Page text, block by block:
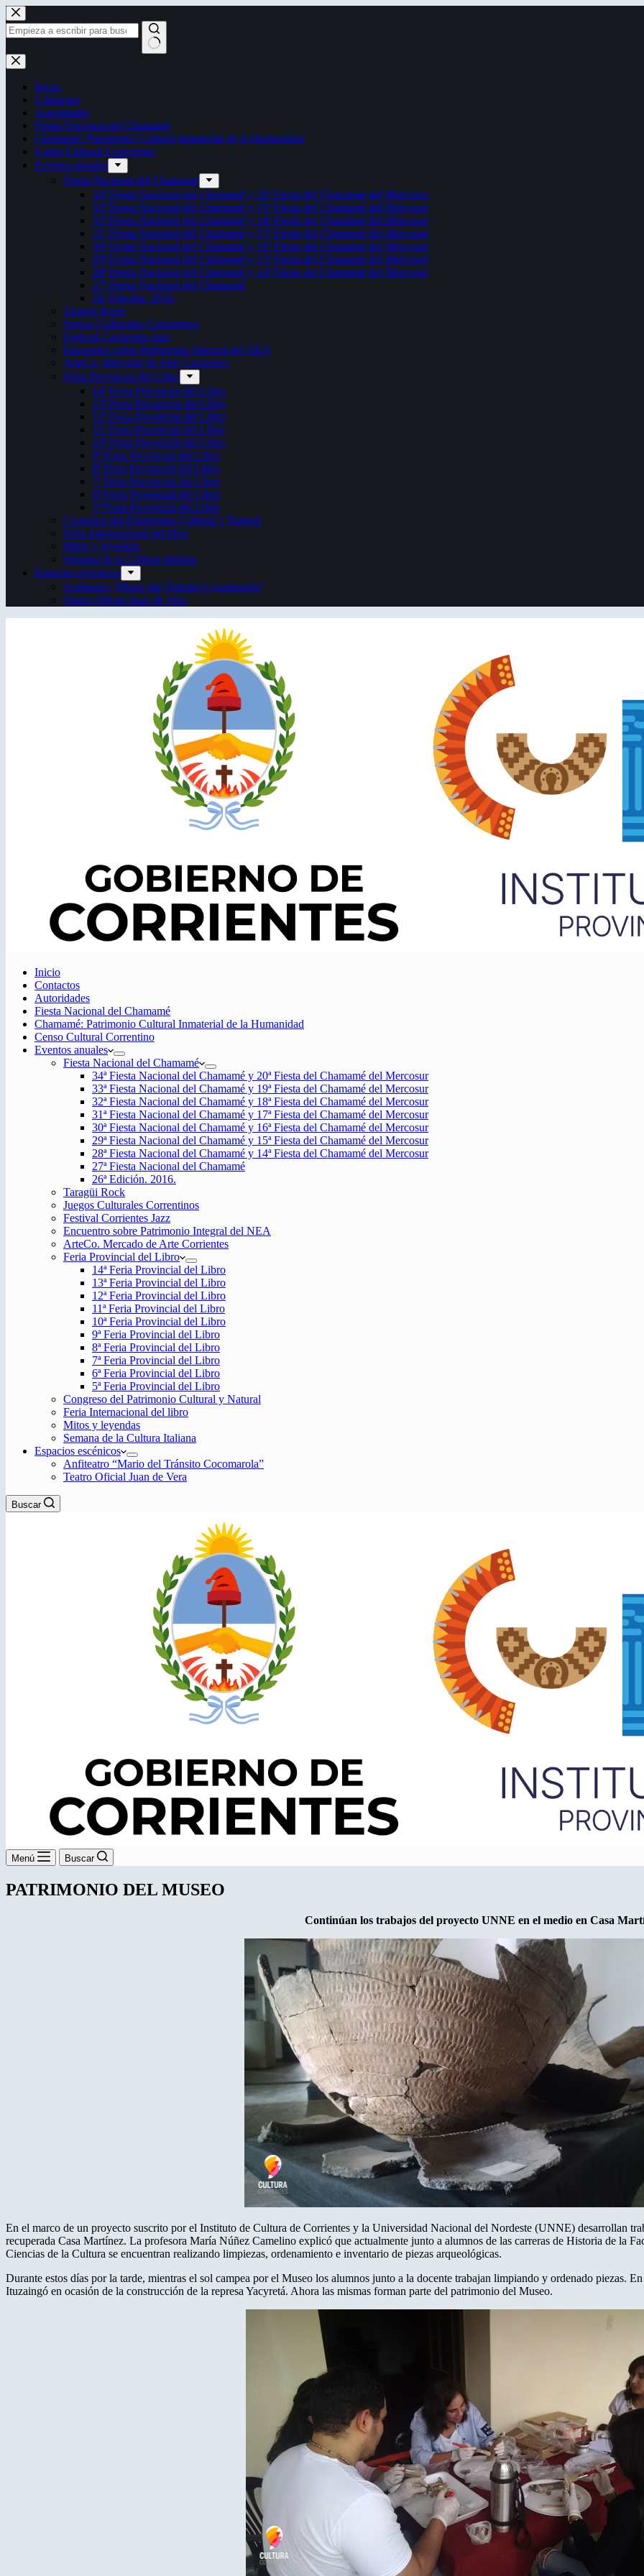
Saltar
al
contenido
Sin
resultados
Inicio
Contactos
Autoridades
Fiesta Nacional del Chamamé
Chamamé: Patrimonio Cultural Inmaterial de la Humanidad
Censo Cultural Correntino
Eventos anuales
Fiesta Nacional del Chamamé
34ª Fiesta Nacional del Chamamé y 20ª Fiesta del Chamamé del Mercosur
33ª Fiesta Nacional del Chamamé y 19ª Fiesta del Chamamé del Mercosur
32ª Fiesta Nacional del Chamamé y 18ª Fiesta del Chamamé del Mercosur
31ª Fiesta Nacional del Chamamé y 17ª Fiesta del Chamamé del Mercosur
30ª Fiesta Nacional del Chamamé y 16ª Fiesta del Chamamé del Mercosur
29ª Fiesta Nacional del Chamamé y 15ª Fiesta del Chamamé del Mercosur
28ª Fiesta Nacional del Chamamé y 14ª Fiesta del Chamamé del Mercosur
27ª Fiesta Nacional del Chamamé
26ª Edición. 2016.
Taragüi Rock
Juegos Culturales Correntinos
Festival Corrientes Jazz
Encuentro sobre Patrimonio Integral del NEA
ArteCo. Mercado de Arte Corrientes
Feria Provincial del Libro
14ª Feria Provincial del Libro
13ª Feria Provincial del Libro
12ª Feria Provincial del Libro
11ª Feria Provincial del Libro
10ª Feria Provincial del Libro
9ª Feria Provincial del Libro
8ª Feria Provincial del Libro
7ª Feria Provincial del Libro
6ª Feria Provincial del Libro
5ª Feria Provincial del Libro
Congreso del Patrimonio Cultural y Natural
Feria Internacional del libro
Mitos y leyendas
Semana de la Cultura Italiana
Espacios escénicos
Anfiteatro “Mario del Tránsito Cocomarola”
Teatro Oficial Juan de Vera
Inicio
Contactos
Autoridades
Fiesta Nacional del Chamamé
Chamamé: Patrimonio Cultural Inmaterial de la Humanidad
Censo Cultural Correntino
Eventos anuales
Fiesta Nacional del Chamamé
34ª Fiesta Nacional del Chamamé y 20ª Fiesta del Chamamé del Mercosur
33ª Fiesta Nacional del Chamamé y 19ª Fiesta del Chamamé del Mercosur
32ª Fiesta Nacional del Chamamé y 18ª Fiesta del Chamamé del Mercosur
31ª Fiesta Nacional del Chamamé y 17ª Fiesta del Chamamé del Mercosur
30ª Fiesta Nacional del Chamamé y 16ª Fiesta del Chamamé del Mercosur
29ª Fiesta Nacional del Chamamé y 15ª Fiesta del Chamamé del Mercosur
28ª Fiesta Nacional del Chamamé y 14ª Fiesta del Chamamé del Mercosur
27ª Fiesta Nacional del Chamamé
26ª Edición. 2016.
Taragüi Rock
Juegos Culturales Correntinos
Festival Corrientes Jazz
Encuentro sobre Patrimonio Integral del NEA
ArteCo. Mercado de Arte Corrientes
Feria Provincial del Libro
14ª Feria Provincial del Libro
13ª Feria Provincial del Libro
12ª Feria Provincial del Libro
11ª Feria Provincial del Libro
10ª Feria Provincial del Libro
9ª Feria Provincial del Libro
8ª Feria Provincial del Libro
7ª Feria Provincial del Libro
6ª Feria Provincial del Libro
5ª Feria Provincial del Libro
Congreso del Patrimonio Cultural y Natural
Feria Internacional del libro
Mitos y leyendas
Semana de la Cultura Italiana
Espacios escénicos
Anfiteatro “Mario del Tránsito Cocomarola”
Teatro Oficial Juan de Vera
Buscar
Menú Buscar
PATRIMONIO DEL MUSEO
Continúan los trabajos del proyecto UNNE en el medio en Casa
En el marco de un proyecto suscrito por el Instituto de Cultura de Corrientes y la Universidad Nacional del Nordeste (UNNE) desarrollan
recuperada Casa Martínez. La profesora María Núñez Camelino explicó que actualmente junto a alumnos de las carreras de Historia de la
Ciencias de la Cultura se encuentran realizando limpiezas, ordenamiento e inventario de piezas arqueológicas.
Durante estos días por la tarde, mientras el sol campea por el Museo los alumnos junto a la docente trabajan limpiando y ordenado piezas.
Ituzaingó en ocasión de la construcción de la represa Yacyretá. Ahora las mismas forman parte del patrimonio del Museo.